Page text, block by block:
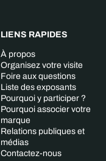
LIENS RAPIDES
À propos
Organisez votre visite
Foire aux questions
Liste des exposants
Pourquoi y participer ?
Pourquoi associer votre
marque
Relations publiques et
médias
Contactez-nous